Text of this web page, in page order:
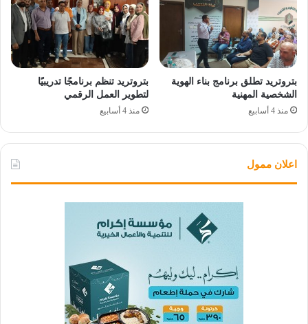
بتروتريد تطلق برنامج بناء الهوية
الشخصية المهنية
منذ 4 أسابيع
بتروتريد تنظم برنامجًا تدريبيًا
لتطوير العمل الرقمي
منذ 4 أسابيع
اعلان ممول